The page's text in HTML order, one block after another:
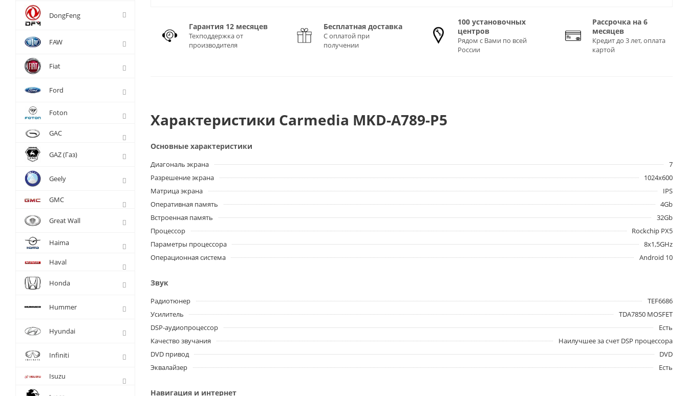
Гарантия 12 месяцев
Техподдержка от
производителя
Бесплатная доставка
С оплатой при
получении
100 установочных
центров
Рядом с Вами по всей
России
Рассрочка на 6
месяцев
Кредит до 3 лет, оплата
картой
Характеристики Carmedia MKD-A789-P5
Основные характеристики
Диагональ экрана
7
Разрешение экрана
1024x600
Матрица экрана
IPS
Оперативная память
4Gb
Встроенная память
32Gb
Процессор
Rockchip PX5
Параметры процессора
8x1,5GHz
Операционная система
Android 10
Звук
Радиотюнер
TEF6686
Усилитель
TDA7850 MOSFET
DSP-аудиопроцессор
Есть
Качество звучания
Наилучшее за счет DSP процессора
DVD привод
DVD
Эквалайзер
Есть
Навигация и интернет
DongFeng
FAW
Fiat
Ford
Foton
GAC
GAZ (Газ)
Geely
GMC
Great Wall
Haima
Haval
Honda
Hummer
Hyundai
Infiniti
Isuzu